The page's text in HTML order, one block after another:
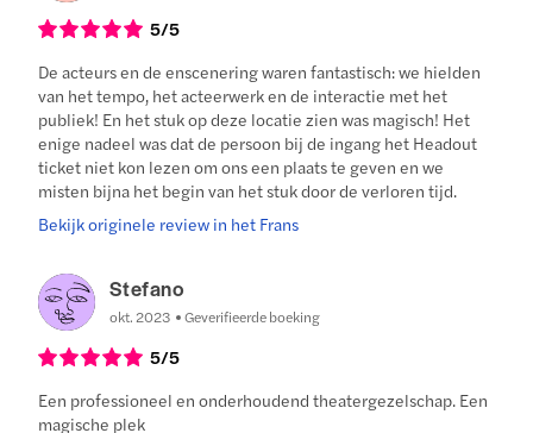
5/5
De acteurs en de enscenering waren fantastisch: we hielden
van het tempo, het acteerwerk en de interactie met het
publiek! En het stuk op deze locatie zien was magisch! Het
enige nadeel was dat de persoon bij de ingang het Headout
ticket niet kon lezen om ons een plaats te geven en we
misten bijna het begin van het stuk door de verloren tijd.
Bekijk originele review in het Frans
Stefano
okt. 2023 Geverifieerde boeking
5/5
Een professioneel en onderhoudend theatergezelschap. Een
magische plek